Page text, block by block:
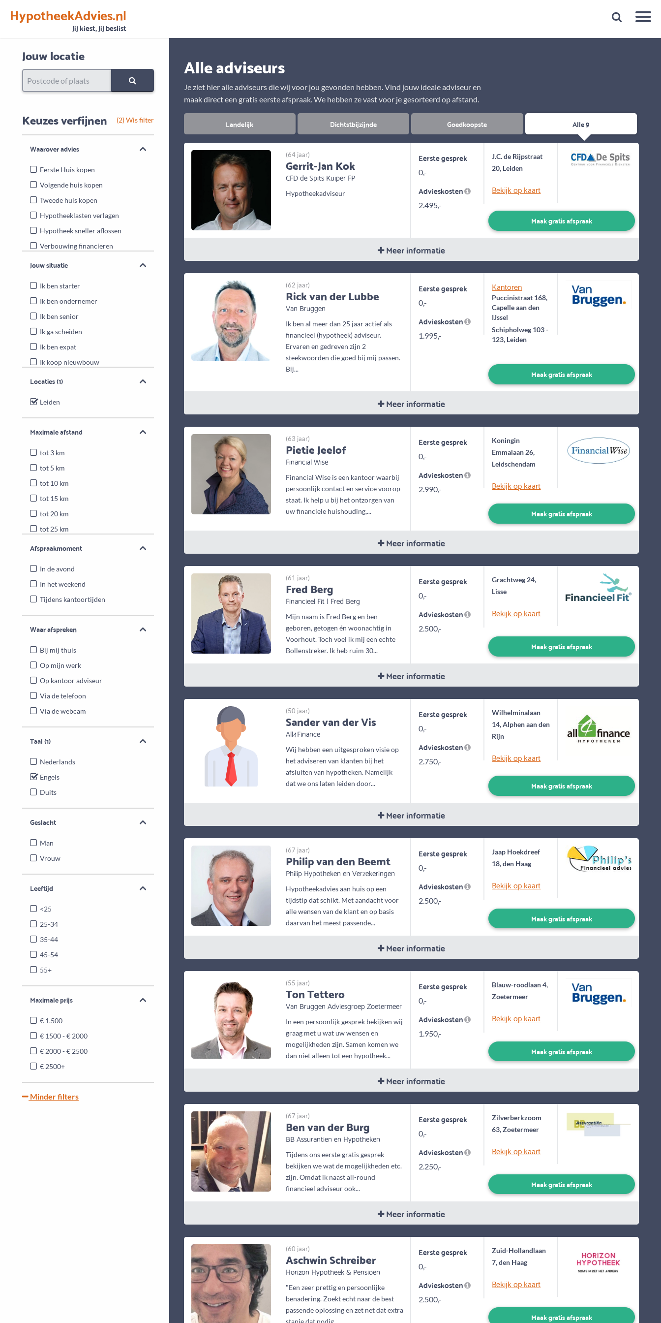
HypotheekAdvies.nl
Jij kiest, jij beslist
VertrouwenAlle basisgegevens zijn gecontroleerd Plan een gratis 1e gesprek binnen 1 minuut
Jouw locatie
Keuzes verfijnen (2) Wis filter
Waarover advies
Eerste Huis kopen
Volgende huis kopen
Tweede huis kopen
Hypotheeklasten verlagen
Hypotheek sneller aflossen
Verbouwing financieren
Energiebesparende maatregelen
Jouw situatie
Ik ben starter
Ik ben ondernemer
Ik ben senior
Ik ga scheiden
Ik ben expat
Ik koop nieuwbouw
Locaties(1)
Leiden
Maximale afstand
tot 3 km
tot 5 km
tot 10 km
tot 15 km
tot 20 km
tot 25 km
Heel Nederland
Afspraakmoment
In de avond
In het weekend
Tijdens kantoortijden
Waar afspreken
Bij mij thuis
Op mijn werk
Op kantoor adviseur
Via de telefoon
Via de webcam
Taal(1)
Nederlands
Engels
Duits
Geslacht
Man
Vrouw
Leeftijd
<25
25-34
35-44
45-54
55+
Maximale prijs
€ 1.500
€ 1500 - € 2000
€ 2000 - € 2500
€ 2500+
Minder filters
Alle adviseurs
Je ziet hier alle adviseurs die wij voor jou gevonden hebben. Vind jouw ideale adviseur en
maak direct een gratis eerste afspraak. We hebben ze vast voor je gesorteerd op afstand.
Landelijk Dichtstbijzijnde Goedkoopste Alle 9
(64 jaar)
Gerrit-Jan Kok
CFD de Spits Kuiper FP
Hypotheekadviseur
Eerste gesprek
0,-
Advieskosten
2.495,-
J.C. de Rijpstraat
20, Leiden
Bekijk op kaart
Maak gratis afspraak
Meer informatie
(62 jaar)
Rick van der Lubbe
Van Bruggen
Ik ben al meer dan 25 jaar actief als
financieel (hypotheek) adviseur.
Ervaren en gedreven zijn 2
steekwoorden die goed bij mij passen.
Bij...
Eerste gesprek
0,-
Advieskosten
1.995,-
Kantoren
Puccinistraat 168,
Capelle aan den
IJssel
Schipholweg 103 -
123, Leiden
Maak gratis afspraak
Meer informatie
(63 jaar)
Pietie Jeelof
Financial Wise
Financial Wise is een kantoor waarbij
persoonlijk contact en service voorop
staat. Ik help u bij het ontzorgen van
uw financiele huishouding,...
Eerste gesprek
0,-
Advieskosten
2.990,-
Koningin
Emmalaan 26,
Leidschendam
Bekijk op kaart
Maak gratis afspraak
Meer informatie
(61 jaar)
Fred Berg
Financieel Fit | Fred Berg
Mijn naam is Fred Berg en ben
geboren, getogen én woonachtig in
Voorhout. Toch voel ik mij een echte
Bollenstreker. Ik heb ruim 30...
Eerste gesprek
0,-
Advieskosten
2.500,-
Grachtweg 24,
Lisse
Bekijk op kaart
Maak gratis afspraak
Meer informatie
(50 jaar)
Sander van der Vis
All4Finance
Wij hebben een uitgesproken visie op
het adviseren van klanten bij het
afsluiten van hypotheken. Namelijk
dat we ons laten leiden door...
Eerste gesprek
0,-
Advieskosten
2.750,-
Wilhelminalaan
14, Alphen aan den
Rijn
Bekijk op kaart
Maak gratis afspraak
Meer informatie
(67 jaar)
Philip van den Beemt
Philip Hypotheken en Verzekeringen
Hypotheekadvies aan huis op een
tijdstip dat schikt. Met aandacht voor
alle wensen van de klant en op basis
daarvan het meest passende...
Eerste gesprek
0,-
Advieskosten
2.500,-
Jaap Hoekdreef
18, den Haag
Bekijk op kaart
Maak gratis afspraak
Meer informatie
(55 jaar)
Ton Tettero
Van Bruggen Adviesgroep Zoetermeer
In een persoonlijk gesprek bekijken wij
graag met u wat uw wensen en
mogelijkheden zijn. Samen komen we
dan niet alleen tot een hypotheek...
Eerste gesprek
0,-
Advieskosten
1.950,-
Blauw-roodlaan 4,
Zoetermeer
Bekijk op kaart
Maak gratis afspraak
Meer informatie
(67 jaar)
Ben van der Burg
BB Assurantien en Hypotheken
Tijdens ons eerste gratis gesprek
bekijken we wat de mogelijkheden etc.
zijn. Omdat ik naast all-round
financieel adviseur ook...
Eerste gesprek
0,-
Advieskosten
2.250,-
Zilverberkzoom
63, Zoetermeer
Bekijk op kaart
Maak gratis afspraak
Meer informatie
(60 jaar)
Aschwin Schreiber
Horizon Hypotheek & Pensioen
"Een zeer prettig en persoonlijke
benadering. Zoekt echt naar de best
passende oplossing en zet net dat extra
stapje dat nodig...
Eerste gesprek
0,-
Advieskosten
2.500,-
Zuid-Hollandlaan
7, den Haag
Bekijk op kaart
Maak gratis afspraak